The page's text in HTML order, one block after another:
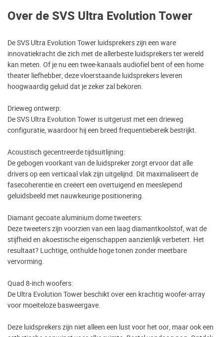
Over de SVS Ultra Evolution Tower
De SVS Ultra Evolution Tower luidsprekers zijn een ware
innovatiekracht die zich met de allerbeste luidsprekers ter wereld
kan meten. Of je nu een twee-kanaals audiofiel bent of een home
theater liefhebber, deze vloerstaande luidsprekers leveren
hoogwaardig geluid dat je zeker zal bekoren.
Drieweg ontwerp:
De SVS Ultra Evolution Tower is uitgerust met een drieweg
configuratie, waardoor hij een breed frequentiebereik bestrijkt.
Acoustisch gecentreerde tijdsuitlijning:
De gebogen voorkant van de luidspreker zorgt ervoor dat alle
drivers op een verticaal vlak zijn uitgelijnd. Dit maximaliseert de
fasecoherentie en creëert een overtuigend en meeslepend
geluidsbeeld met nauwkeurige positionering.
Diamant gecoate aluminium dome tweeters:
Deze tweeters zijn voorzien van een laag diamantkoolstof, wat de
stijfheid en akoestische eigenschappen aanzienlijk verbetert. Het
resultaat? Luchtige, onthulde hoge tonen zonder meetbare
vervorming.
Quad 8-inch woofers:
De Ultra Evolution Tower beschikt over een krachtig woofer-array
voor moeiteloze basweergave.
Deze luidsprekers zijn niet alleen een lust voor het oor, maar ook een